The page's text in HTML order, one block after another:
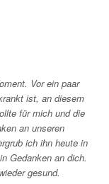
Vor ein paar
ist, an diesem
für mich und die
an unseren
ich ihn heute in
Gedanken an dich.
gesund.